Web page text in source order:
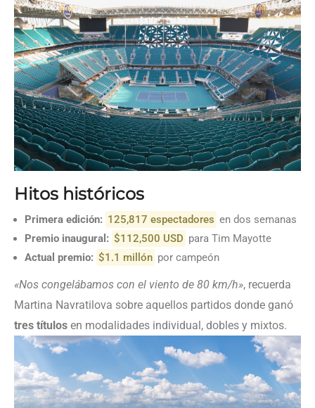
Hitos históricos
Primera edición: 125,817 espectadores en dos semanas
Premio inaugural: $112,500 USD para Tim Mayotte
Actual premio: $1.1 millón por campeón
«Nos congelábamos con el viento de 80 km/h», recuerda
Martina Navratilova sobre aquellos partidos donde ganó
tres títulos en modalidades individual, dobles y mixtos.